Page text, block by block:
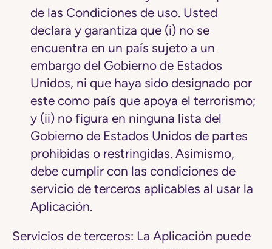
de las Condiciones de uso. Usted
declara y garantiza que (i) no se
encuentra en un país sujeto a un
embargo del Gobierno de Estados
Unidos, ni que haya sido designado por
este como país que apoya el terrorismo;
y (ii) no figura en ninguna lista del
Gobierno de Estados Unidos de partes
prohibidas o restringidas. Asimismo,
debe cumplir con las condiciones de
servicio de terceros aplicables al usar la
Aplicación.
Servicios de terceros: La Aplicación puede